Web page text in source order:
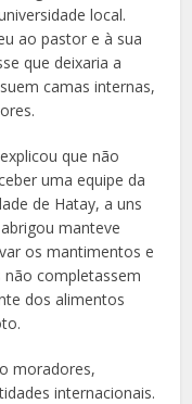
local.
ao pastor e à sua
que deixaria a
camas internas,
que não
uma equipe da
de Hatay, a uns
manteve
os mantimentos e
não completassem
dos alimentos
moradores,
internacionais.